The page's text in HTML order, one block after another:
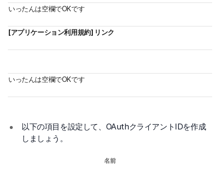
いったんは空欄でOKです
[アプリケーション利用規約] リンク
いったんは空欄でOKです
以下の項目を設定して、OAuthクライアントIDを作成
しましょう。
名前